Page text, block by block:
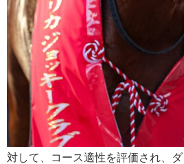
対して、コース適性を評価され、